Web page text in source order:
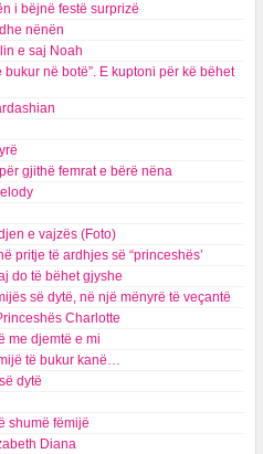
i bëjnë festë surprizë
nënën
e saj Noah
në botë”. E kuptoni për kë bëhet
gjithë femrat e bërë nëna
e vajzës (Foto)
pritje të ardhjes së “princeshës’
do të bëhet gjyshe
së dytë, në një mënyrë të veçantë
Charlotte
me djemtë e mi
të bukur kanë…
dytë
shumë fëmijë
Diana